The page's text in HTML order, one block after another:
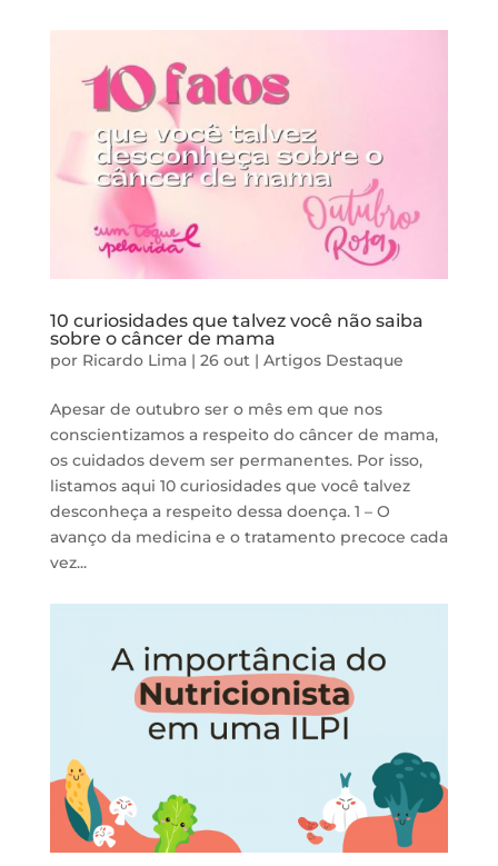
10 curiosidades que talvez você não saiba
sobre o câncer de mama
por Ricardo Lima| 26 out| Artigos Destaque
Apesar de outubro ser o mês em que nos
conscientizamos a respeito do câncer de mama,
os cuidados devem ser permanentes. Por isso,
listamos aqui 10 curiosidades que você talvez
desconheça a respeito dessa doença. 1 – O
avanço da medicina e o tratamento precoce cada
vez...